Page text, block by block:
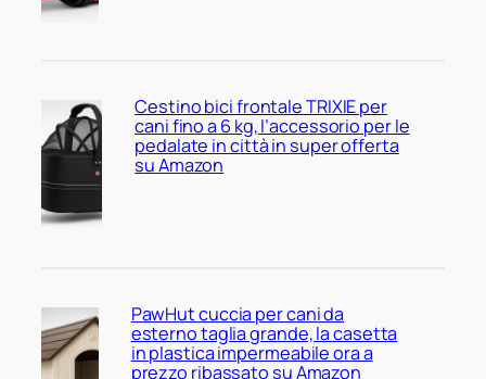
Cestino bici frontale TRIXIE per
cani fino a 6 kg, l’accessorio per le
pedalate in città in super offerta
su Amazon
PawHut cuccia per cani da
esterno taglia grande, la casetta
in plastica impermeabile ora a
prezzo ribassato su Amazon